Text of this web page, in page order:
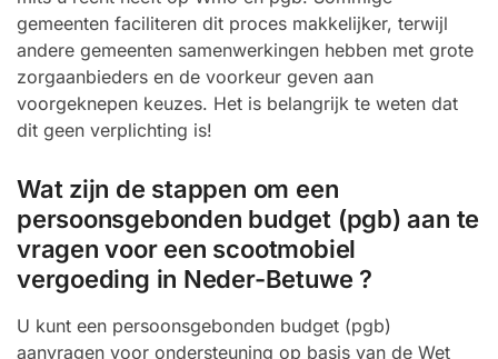
gemeenten faciliteren dit proces makkelijker, terwijl
andere gemeenten samenwerkingen hebben met grote
zorgaanbieders en de voorkeur geven aan
voorgeknepen keuzes. Het is belangrijk te weten dat
dit geen verplichting is!
Wat zijn de stappen om een
persoonsgebonden budget (pgb) aan te
vragen voor een scootmobiel
vergoeding in Neder-Betuwe ?
U kunt een persoonsgebonden budget (pgb)
aanvragen voor ondersteuning op basis van de Wet